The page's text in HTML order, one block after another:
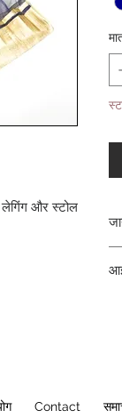
और स्टोल
Contact